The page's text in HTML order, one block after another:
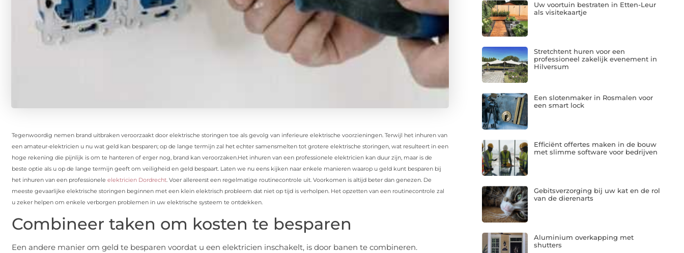
Tegenwoordig nemen brand uitbraken veroorzaakt door elektrische storingen toe als gevolg van inferieure elektrische voorzieningen. Terwijl het inhuren van
een amateur-elektricien u nu wat geld kan besparen; op de lange termijn zal het echter samensmelten tot grotere elektrische storingen, wat resulteert in een
hoge rekening die pijnlijk is om te hanteren of erger nog, brand kan veroorzaken.Het inhuren van een professionele elektricien kan duur zijn, maar is de
beste optie als u op de lange termijn geeft om veiligheid en geld bespaart. Laten we nu eens kijken naar enkele manieren waarop u geld kunt besparen bij
het inhuren van een professionele elektricien Dordrecht. Voer allereerst een regelmatige routinecontrole uit. Voorkomen is altijd beter dan genezen. De
meeste gevaarlijke elektrische storingen beginnen met een klein elektrisch probleem dat niet op tijd is verholpen. Het opzetten van een routinecontrole zal
u zeker helpen om enkele verborgen problemen in uw elektrische systeem te ontdekken.
Combineer taken om kosten te besparen
Een andere manier om geld te besparen voordat u een elektricien inschakelt, is door banen te combineren.
Uw voortuin bestraten in Etten-Leur
als visitekaartje
Stretchtent huren voor een
professioneel zakelijk evenement in
Hilversum
Een slotenmaker in Rosmalen voor
een smart lock
Efficiënt offertes maken in de bouw
met slimme software voor bedrijven
Gebitsverzorging bij uw kat en de rol
van de dierenarts
Aluminium overkapping met
shutters